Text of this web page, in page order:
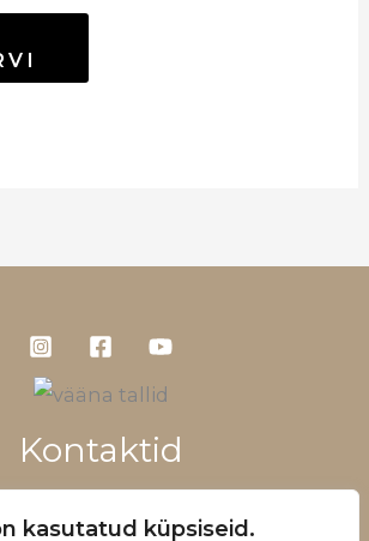
kasutatud küpsiseid.
Kontaktid
+372 5660 1028